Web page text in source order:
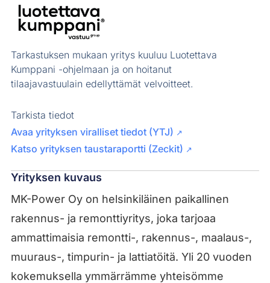
Tarkastuksen mukaan yritys kuuluu Luotettava
Kumppani -ohjelmaan ja on hoitanut
tilaajavastuulain edellyttämät velvoitteet.
Tarkista tiedot
Avaa yrityksen viralliset tiedot (YTJ) ↗
Katso yrityksen taustaraportti (Zeckit) ↗
Yrityksen kuvaus
MK-Power Oy on helsinkiläinen paikallinen
rakennus- ja remonttiyritys, joka tarjoaa
ammattimaisia remontti-, rakennus-, maalaus-,
muuraus-, timpurin- ja lattiatöitä. Yli 20 vuoden
kokemuksella ymmärrämme yhteisömme